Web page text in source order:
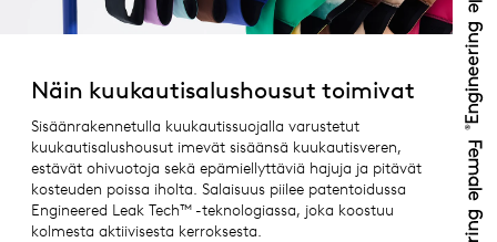
Näin kuukautisalushousut toimivat
Sisäänrakennetulla kuukautissuojalla varustetut
kuukautisalushousut imevät sisäänsä kuukautisveren,
estävät ohivuotoja sekä epämiellyttäviä hajuja ja pitävät
kosteuden poissa iholta. Salaisuus piilee patentoidussa
Engineered Leak Tech™ -teknologiassa, joka koostuu
kolmesta aktiivisesta kerroksesta.